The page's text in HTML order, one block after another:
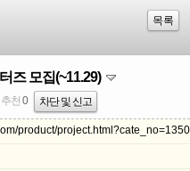
목록
즈 모집(~11.29)
추천 0 차단 및 신고
product/project.html?cate_no=1350